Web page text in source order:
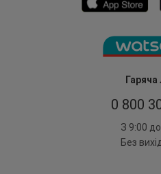
Гаряча
0 800
З 9:00
Без